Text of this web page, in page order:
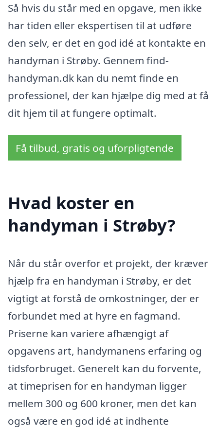
Så hvis du står med en opgave, men ikke
har tiden eller ekspertisen til at udføre
den selv, er det en god idé at kontakte en
handyman i Strøby. Gennem find-
handyman.dk kan du nemt finde en
professionel, der kan hjælpe dig med at få
dit hjem til at fungere optimalt.
Få tilbud, gratis og uforpligtende
Hvad koster en
handyman i Strøby?
Når du står overfor et projekt, der kræver
hjælp fra en handyman i Strøby, er det
vigtigt at forstå de omkostninger, der er
forbundet med at hyre en fagmand.
Priserne kan variere afhængigt af
opgavens art, handymanens erfaring og
tidsforbruget. Generelt kan du forvente,
at timeprisen for en handyman ligger
mellem 300 og 600 kroner, men det kan
også være en god idé at indhente